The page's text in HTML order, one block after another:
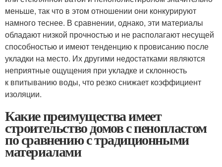
меньше, так что в этом отношении они конкурируют
намного теснее. В сравнении, однако, эти материалы
обладают низкой прочностью и не располагают несущей
способностью и имеют тенденцию к провисанию после
укладки на место. Их другими недостатками являются
неприятные ощущения при укладке и склонность
к впитыванию воды, что резко снижает коэффициент
изоляции.
Какие преимущества имеет
строительство домов с пенопластом
по сравнению с традиционными
материалами